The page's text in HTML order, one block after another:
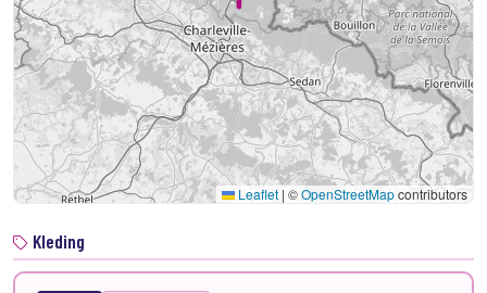
Leaflet | ©OpenStreetMapcontributors
Kleding